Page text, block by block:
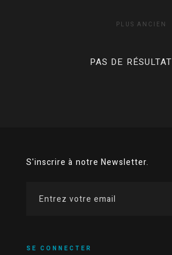
PLUS ANCIEN
PAS DE RÉSULTAT
S'inscrire à notre Newsletter.
SE CONNECTER